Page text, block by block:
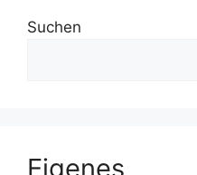
Suchen
Eigenes